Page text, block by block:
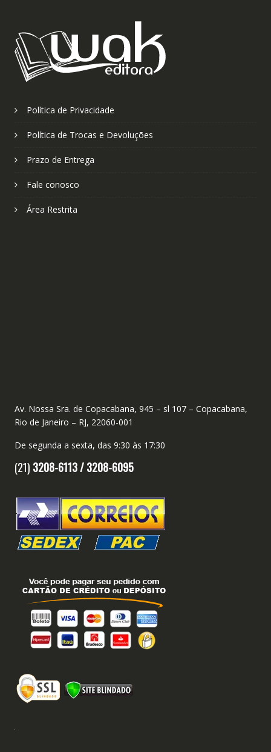
Política de Privacidade
Política de Trocas e Devoluções
Prazo de Entrega
Fale conosco
Área Restrita
Av. Nossa Sra. de Copacabana, 945 – sl 107 – Copacabana,
Rio de Janeiro – RJ, 22060-001
De segunda a sexta, das 9:30 às 17:30
(21) 3208-6113 /3208-6095